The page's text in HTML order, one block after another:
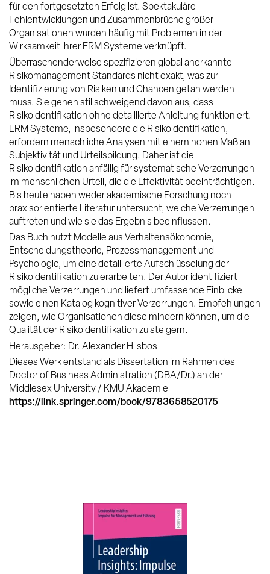
für den fortgesetzten Erfolg ist. Spektakuläre
Fehlentwicklungen und Zusammenbrüche großer
Organisationen wurden häufig mit Problemen in der
Wirksamkeit ihrer ERM Systeme verknüpft.
Überraschenderweise spezifizieren global anerkannte
Risikomanagement Standards nicht exakt, was zur
Identifizierung von Risiken und Chancen getan werden
muss. Sie gehen stillschweigend davon aus, dass
Risikoidentifikation ohne detaillierte Anleitung funktioniert.
ERM Systeme, insbesondere die Risikoidentifikation,
erfordern menschliche Analysen mit einem hohen Maß an
Subjektivität und Urteilsbildung. Daher ist die
Risikoidentifikation anfällig für systematische Verzerrungen
im menschlichen Urteil, die die Effektivität beeinträchtigen.
Bis heute haben weder akademische Forschung noch
praxisorientierte Literatur untersucht, welche Verzerrungen
auftreten und wie sie das Ergebnis beeinflussen.
Das Buch nutzt Modelle aus Verhaltensökonomie,
Entscheidungstheorie, Prozessmanagement und
Psychologie, um eine detaillierte Aufschlüsselung der
Risikoidentifikation zu erarbeiten. Der Autor identifiziert
mögliche Verzerrungen und liefert umfassende Einblicke
sowie einen Katalog kognitiver Verzerrungen. Empfehlungen
zeigen, wie Organisationen diese mindern können, um die
Qualität der Risikoidentifikation zu steigern.
Herausgeber: Dr. Alexander Hilsbos
Dieses Werk entstand als Dissertation im Rahmen des
Doctor of Business Administration (DBA/Dr.) an der
Middlesex University / KMU Akademie
https://link.springer.com/book/9783658520175